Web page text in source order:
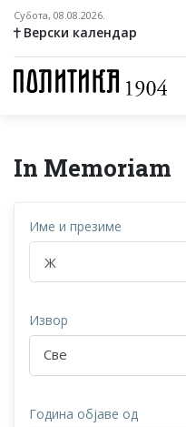
Субота, 08.08.2026.
Верски календар
In Memoriam
Име и презиме
Извор
Све
Година објаве од